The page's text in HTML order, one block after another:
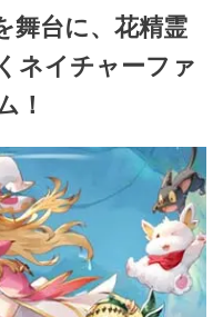
舞台に、花精霊
ネイチャーファ
！